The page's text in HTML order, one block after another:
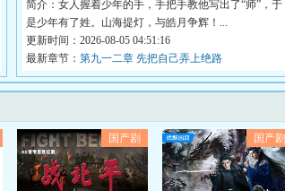
简介：女人握着少年的手，手把手教他写出了“师”，于
是少年有了姓。山海提灯，与皓月争辉！...
更新时间：2026-08-05 04:51:16
最新章节： 第九一二章 先把自己弄上绝路
国产剧 国产剧